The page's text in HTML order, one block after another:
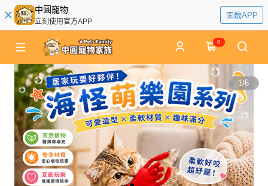
中圓寵物
立刻使用官方APP
開啟APP
0
1/6